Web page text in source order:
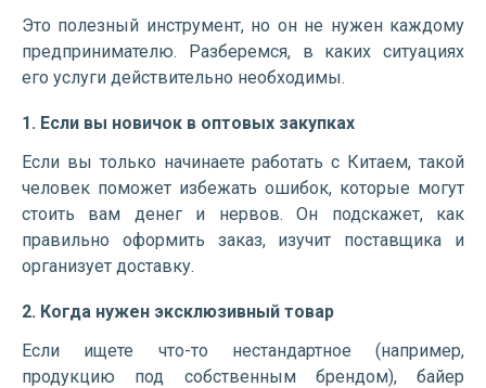
Это полезный инструмент, но он не нужен каждому
предпринимателю. Разберемся, в каких ситуациях
его услуги действительно необходимы.
1. Если вы новичок в оптовых закупках
Если вы только начинаете работать с Китаем, такой
человек поможет избежать ошибок, которые могут
стоить вам денег и нервов. Он подскажет, как
правильно оформить заказ, изучит поставщика и
организует доставку.
2. Когда нужен эксклюзивный товар
Если ищете что-то нестандартное (например,
продукцию под собственным брендом), байер